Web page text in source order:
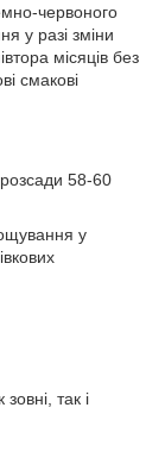
червоного
у разі зміни
місяців без
смакові
58-60
у
так і